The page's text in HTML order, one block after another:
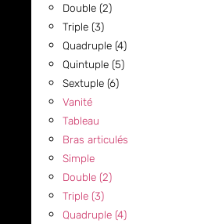
Double (2)
Triple (3)
Quadruple (4)
Quintuple (5)
Sextuple (6)
Vanité
Tableau
Bras articulés
Simple
Double (2)
Triple (3)
Quadruple (4)